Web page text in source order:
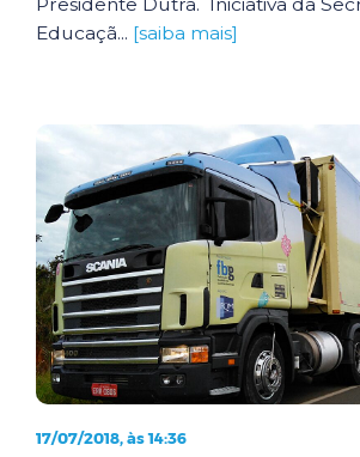
Educaçã... [saiba mais]
17/07/2018, às 14:36